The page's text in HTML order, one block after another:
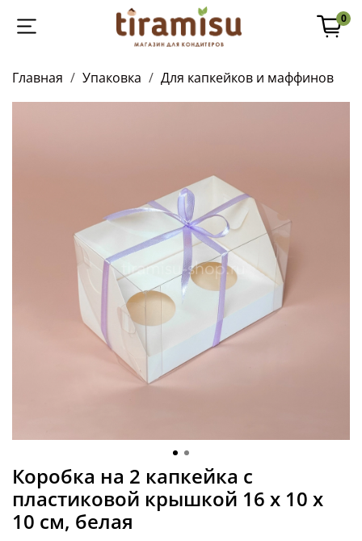
0
Главная Упаковка Для капкейков и маффинов
Коробка на 2 капкейка с
пластиковой крышкой 16 х 10 х
10 см, белая